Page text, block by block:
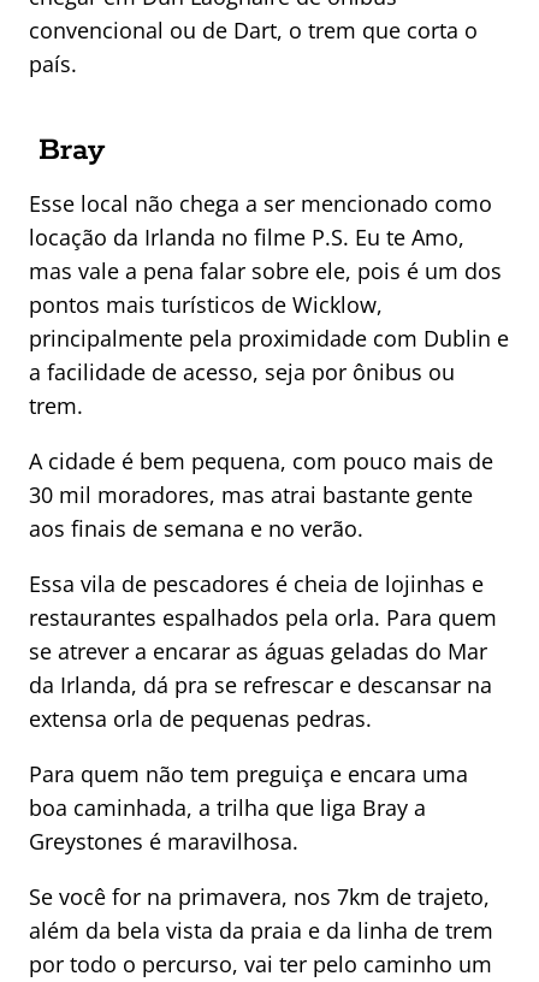
convencional ou de Dart, o trem que corta o
país.
Bray
Esse local não chega a ser mencionado como
locação da Irlanda no filme P.S. Eu te Amo,
mas vale a pena falar sobre ele, pois é um dos
pontos mais turísticos de Wicklow,
principalmente pela proximidade com Dublin e
a facilidade de acesso, seja por ônibus ou
trem.
A cidade é bem pequena, com pouco mais de
30 mil moradores, mas atrai bastante gente
aos finais de semana e no verão.
Essa vila de pescadores é cheia de lojinhas e
restaurantes espalhados pela orla. Para quem
se atrever a encarar as águas geladas do Mar
da Irlanda, dá pra se refrescar e descansar na
extensa orla de pequenas pedras.
Para quem não tem preguiça e encara uma
boa caminhada, a trilha que liga Bray a
Greystones é maravilhosa.
Se você for na primavera, nos 7km de trajeto,
além da bela vista da praia e da linha de trem
por todo o percurso, vai ter pelo caminho um